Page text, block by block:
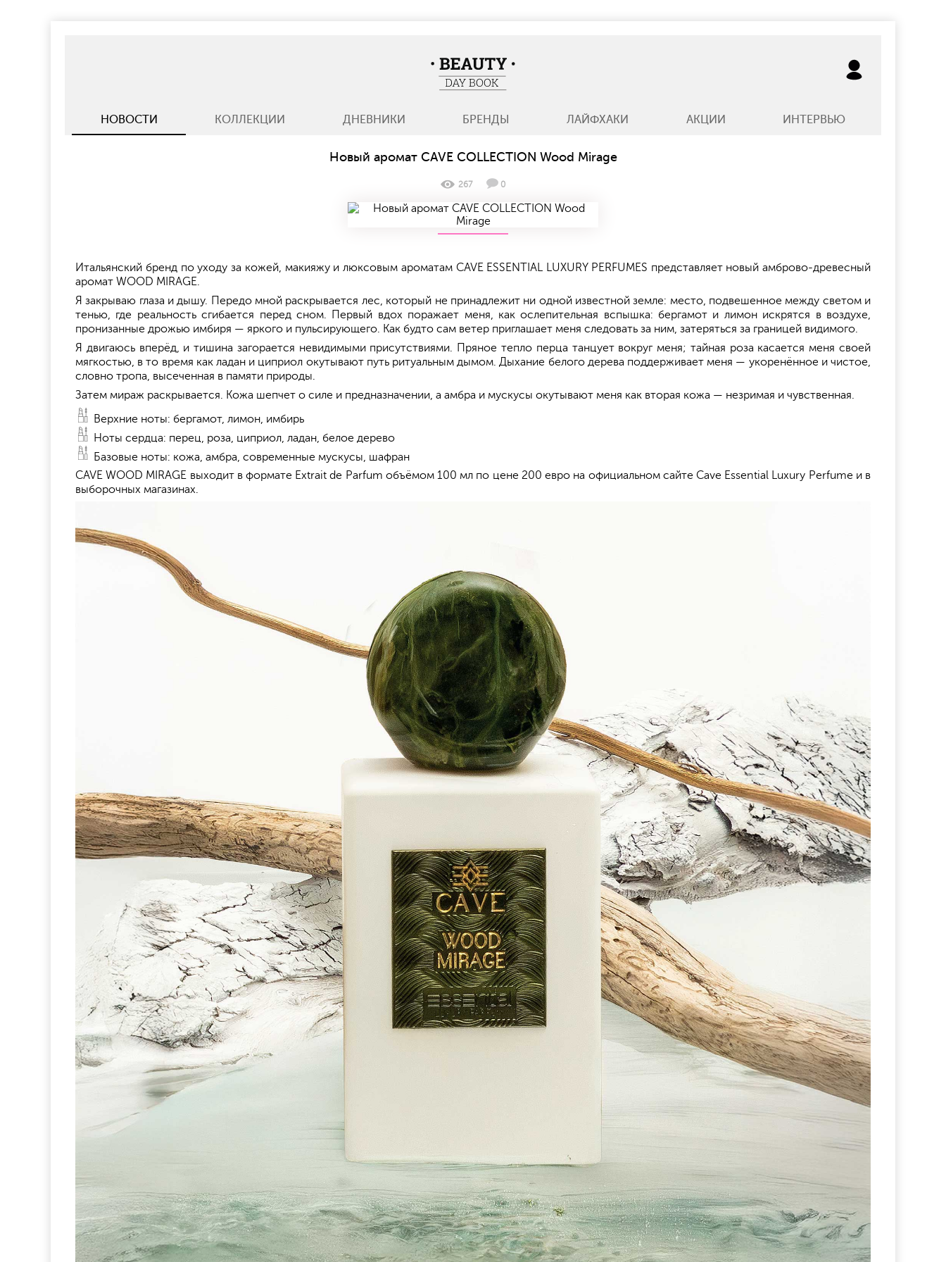
НОВОСТИ КОЛЛЕКЦИИ ДНЕВНИКИ БРЕНДЫ ЛАЙФХАКИ АКЦИИ ИНТЕРВЬЮ
BeautyDayBook
Новый аромат CAVE COLLECTION Wood Mirage
267 0
Итальянский бренд по уходу за кожей, макияжу и люксовым ароматам CAVE ESSENTIAL LUXURY PERFUMES представляет новый амброво-древесный
аромат WOOD MIRAGE.
Я закрываю глаза и дышу. Передо мной раскрывается лес, который не принадлежит ни одной известной земле: место, подвешенное между светом и
тенью, где реальность сгибается перед сном. Первый вдох поражает меня, как ослепительная вспышка: бергамот и лимон искрятся в воздухе,
пронизанные дрожью имбиря — яркого и пульсирующего. Как будто сам ветер приглашает меня следовать за ним, затеряться за границей видимого.
Я двигаюсь вперёд, и тишина загорается невидимыми присутствиями. Пряное тепло перца танцует вокруг меня; тайная роза касается меня своей
мягкостью, в то время как ладан и циприол окутывают путь ритуальным дымом. Дыхание белого дерева поддерживает меня — укоренённое и чистое,
словно тропа, высеченная в памяти природы.
Затем мираж раскрывается. Кожа шепчет о силе и предназначении, а амбра и мускусы окутывают меня как вторая кожа — незримая и чувственная.
Верхние ноты: бергамот, лимон, имбирь
Ноты сердца: перец, роза, циприол, ладан, белое дерево
Базовые ноты: кожа, амбра, современные мускусы, шафран
CAVE WOOD MIRAGE выходит в формате Extrait de Parfum объёмом 100 мл по цене 200 евро на официальном сайте Cave Essential Luxury Perfume и в
выборочных магазинах.